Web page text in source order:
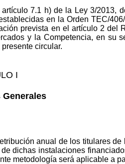
7.1 h) de la Ley 3/2013,
en la Orden TEC/
prevista en el artículo 2 del
y la Competencia, en su
circular.
I
anual de los titulares
dichas instalaciones
metodología será aplicable a